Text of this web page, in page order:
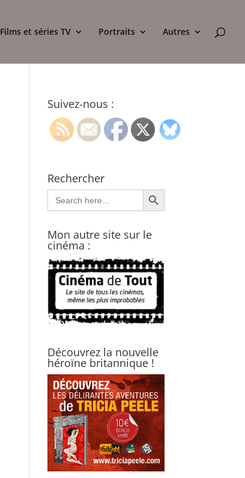
Films et séries TV Portraits Autres
Suivez-nous :
Rechercher
Search
for:
Search Button
Mon autre site sur le
cinéma :
Découvrez la nouvelle
héroïne britannique !